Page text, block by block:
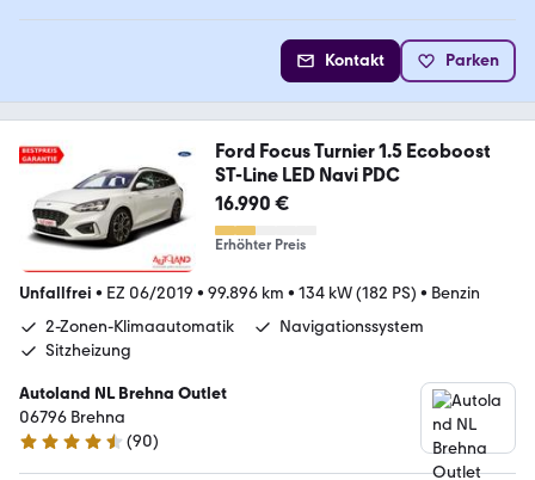
Kontakt Parken
Ford Focus Turnier 1.5 Ecoboost
ST-Line LED Navi PDC
16.990 €
Erhöhter Preis
Unfallfrei • EZ 06/2019 • 99.896 km • 134 kW (182 PS) • Benzin
2-Zonen-Klimaautomatik
Navigationssystem
Sitzheizung
Autoland NL Brehna Outlet
06796 Brehna
4.3 Sterne
(90)